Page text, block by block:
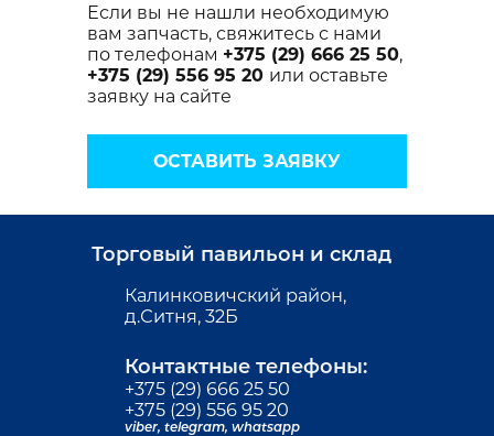
Если вы не нашли необходимую
вам запчасть, свяжитесь с нами
по телефонам +375 (29) 666 25 50,
+375 (29) 556 95 20 или оставьте
заявку на сайте
ОСТАВИТЬ ЗАЯВКУ
Торговый павильон и склад
Калинковичский район,
д.Ситня, 32Б
Контактные телефоны:
+375 (29) 666 25 50
+375 (29) 556 95 20
viber, telegram, whatsapp